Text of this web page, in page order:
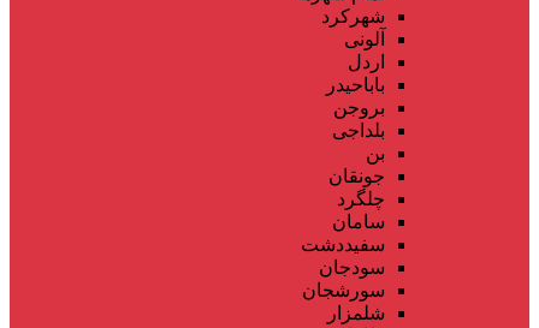
شهرکرد
آلونی
اردل
باباحیدر
بروجن
بلداجی
بن
جونقان
چلگرد
سامان
سفیددشت
سودجان
سورشجان
شلمزار